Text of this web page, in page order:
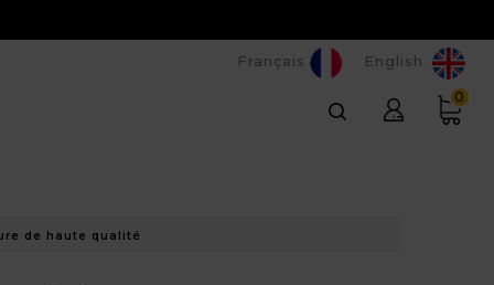
0
Français English
de haute qualité